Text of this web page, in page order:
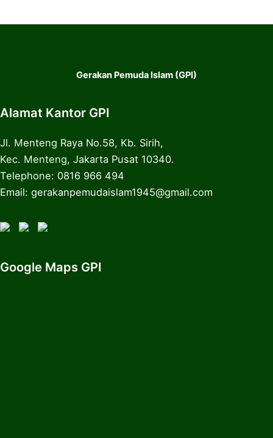
Gerakan Pemuda Islam (GPI)
Alamat Kantor GPI
Jl. Menteng Raya No.58, Kb. Sirih,
Kec. Menteng, Jakarta Pusat 10340.
Telephone: 0816 966 494
Email: gerakanpemudaislam1945@gmail.com
Google Maps GPI